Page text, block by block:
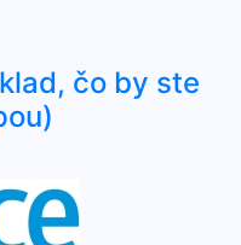
čo by ste